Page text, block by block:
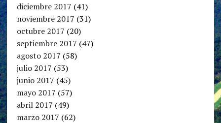
diciembre 2017 (41)
noviembre 2017 (31)
octubre 2017 (20)
septiembre 2017 (47)
agosto 2017 (58)
julio 2017 (53)
junio 2017 (45)
mayo 2017 (57)
abril 2017 (49)
marzo 2017 (62)